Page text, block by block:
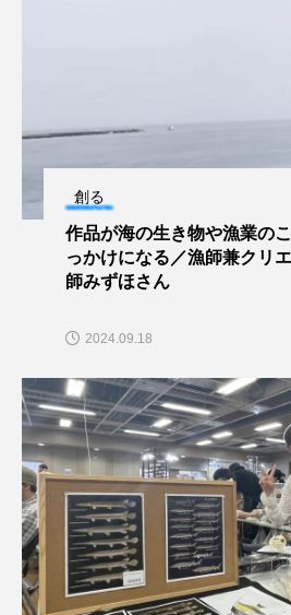
ミナミ
ミナミメダカ
ミンククジラ ムチカラマツ
メカジキ メガロドン
メコン川 メゴチ
メバル メンダコ
モノノケトンガリサカタザメ
モンツキハギ ヤコウガイ
ヤッコ ヤドカリ ヤ
ヤマトヌマエビ ヤマメ
ユウゼン ユウレイクラゲ
創る
作品が海の生き物や漁業の
っかけになる／漁師兼クリ
師みずほさん
2024.09.18